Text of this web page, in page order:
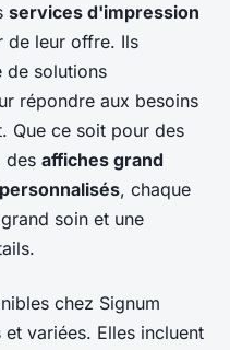
services d'impression
de leur offre. Ils
de solutions
répondre aux besoins
Que ce soit pour des
des affiches grand
, chaque
soin et une
chez Signum
variées. Elles incluent